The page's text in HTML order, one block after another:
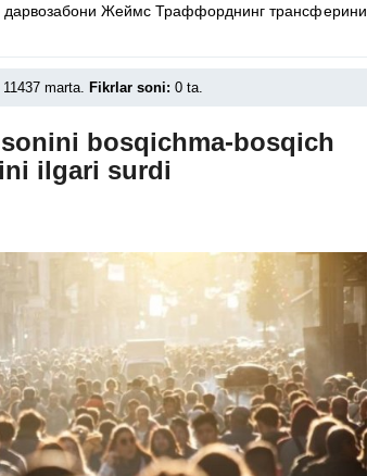
дарвозабони Жеймс Траффорднинг трансферини
11437 marta. Fikrlar soni: 0 ta.
bosqichma-bosqich
ilgari surdi